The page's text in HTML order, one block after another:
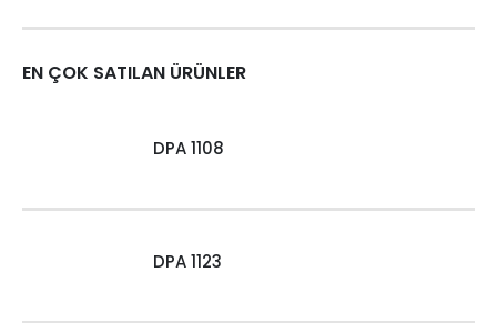
EN ÇOK SATILAN ÜRÜNLER
DPA 1108
DPA 1123